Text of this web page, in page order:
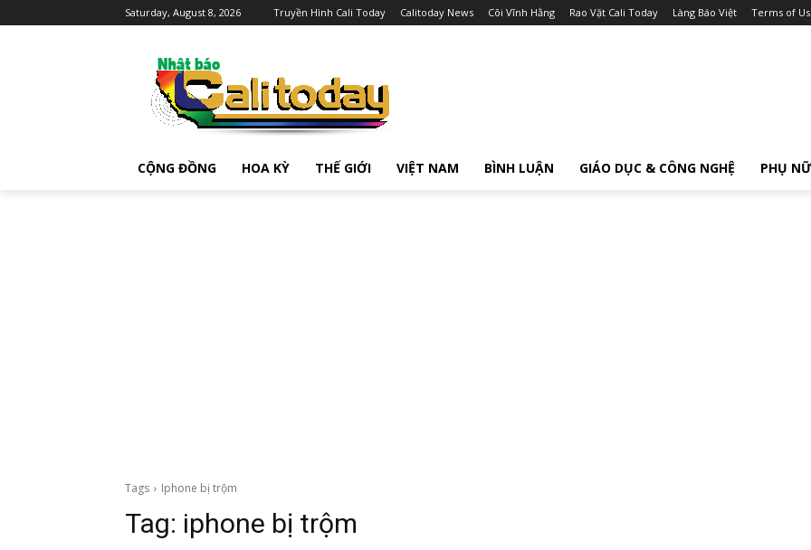
Saturday, August 8, 2026 Truyền Hình Cali Today Calitoday News Cõi Vĩnh Hằng Rao Vặt Cali Today Làng Báo Việt Terms of
CỘNG ĐỒNG HOA KỲ THẾ GIỚI VIỆT NAM BÌNH LUẬN GIÁO DỤC & CÔNG NGHỆ PHỤ NỮ
Tags Iphone bị trộm
Tag: iphone bị trộm